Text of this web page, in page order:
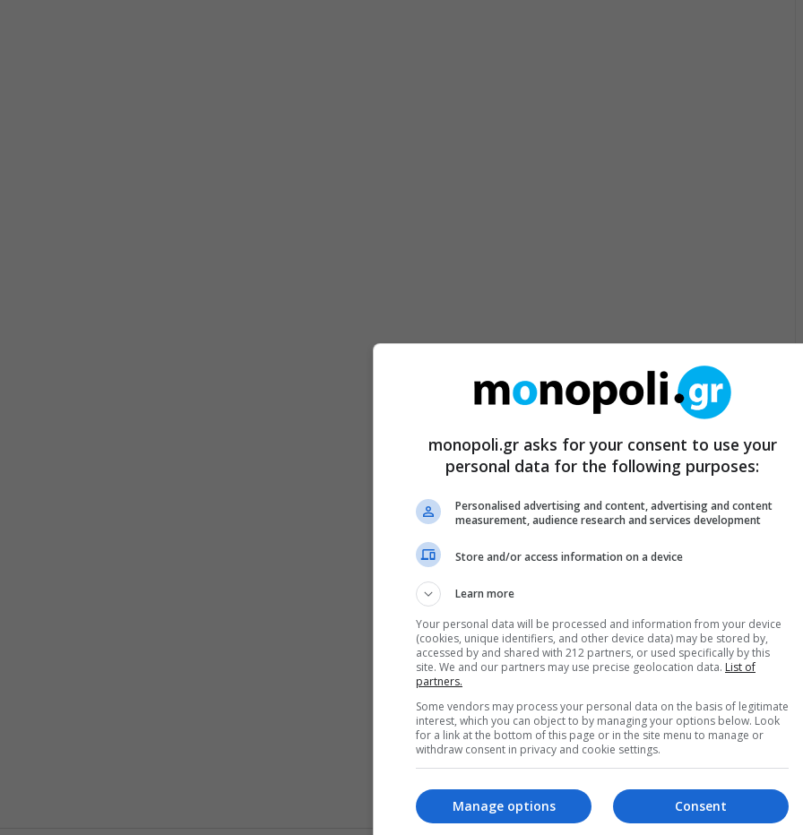
monopoli.gr asks for your consent to use your
personal data for the following purposes:
Personalised advertising and content, advertising and content
measurement, audience research and services development
Store and/or access information on a device
Learn more
Your personal data will be processed and information from your device
(cookies, unique identifiers, and other device data) may be stored by,
accessed by and shared with 212 partners, or used specifically by this
site. We and our partners may use precise geolocation data. List of
partners.
Some vendors may process your personal data on the basis of legitimate
interest, which you can object to by managing your options below. Look
for a link at the bottom of this page or in the site menu to manage or
withdraw consent in privacy and cookie settings.
Consent
Manage options